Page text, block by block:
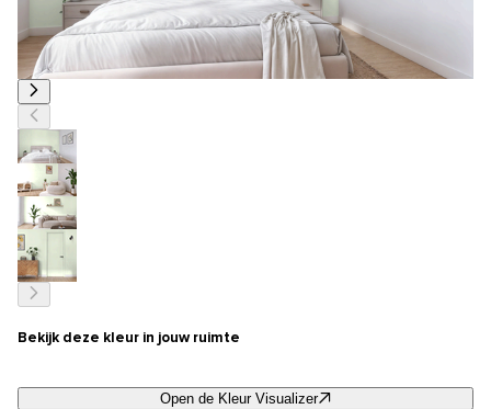
Bekijk deze kleur in jouw ruimte
Open de Kleur Visualizer